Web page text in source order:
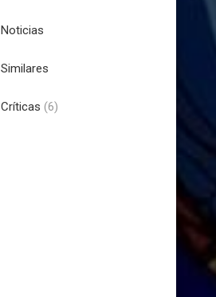
Noticias
Similares
Críticas (6)